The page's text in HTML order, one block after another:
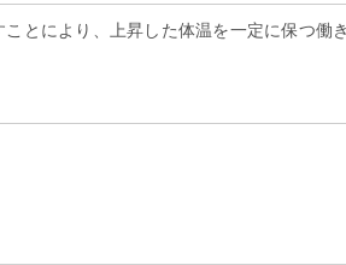
とにより、上昇した体温を一定に保つ働